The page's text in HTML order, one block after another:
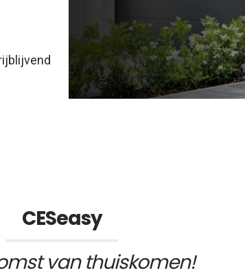
CESeasy
van thuiskomen!